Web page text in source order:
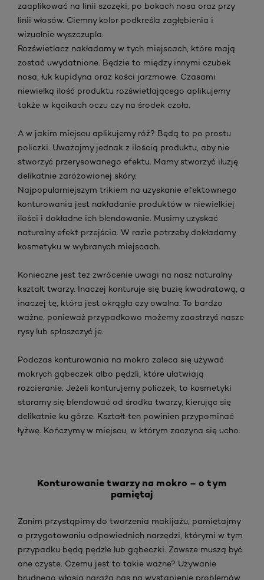
zaaplikować na linii szczęki, po bokach nosa oraz przy
linii włosów. Ciemny kolor podkreśla zagłębienia i
wizualnie wyszczupla.
Rozświetlacz nakładamy w tych miejscach, które mają
zostać uwydatnione. Będzie to między innymi czubek
nosa, łuk kupidyna oraz kości jarzmowe. Czasami
niewielką ilość produktu rozświetlającego aplikujemy
także w kącikach oczu czy na środek czoła.
A w jakim miejscu aplikujemy róż? Będą to po prostu
policzki. Uważajmy jednak z ilością produktu, aby nie
stworzyć przerysowanego efektu. Mamy stworzyć iluzję
delikatnie zaróżowionej skóry.
Najpopularniejszym trikiem na uzyskanie efektownego
konturowania jest nakładanie produktów w niewielkiej
ilości i dokładne ich blendowanie. Musimy uzyskać
naturalny efekt przejścia. W razie potrzeby dokładamy
kosmetyku w wybranych miejscach.
Konieczne jest też zwrócenie uwagi na nasz naturalny
kształt twarzy. Inaczej konturuje się buzię kwadratową, a
inaczej tę, która jest okrągła czy owalna. To bardzo
ważne, ponieważ przypadkowo możemy zaostrzyć nasze
rysy lub spłaszczyć je.
Podczas konturowania na mokro zaleca się używać
mokrych gąbeczek albo pędzli, które ułatwiają
rozcieranie. Jeżeli konturujemy policzek, to kosmetyki
staramy się blendować od środka twarzy, kierując się
delikatnie ku górze. Kształt ten powinien przypominać
łyżwę. Kończymy w miejscu, w którym zaczyna się ucho.
Konturowanie twarzy na mokro – o tym
pamiętaj
Zanim przystąpimy do tworzenia makijażu, pamiętajmy
o przygotowaniu odpowiednich narzędzi, którymi w tym
przypadku będą pędzle lub gąbeczki. Zawsze muszą być
one czyste. Czemu jest to takie ważne? Używanie
brudnego włosia naraża nas na wystąpienie problemów